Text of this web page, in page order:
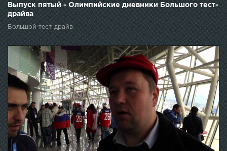
Выпуск пятый - Олимпийские дневники Большого тест-
драйва
Большой тест-драйв